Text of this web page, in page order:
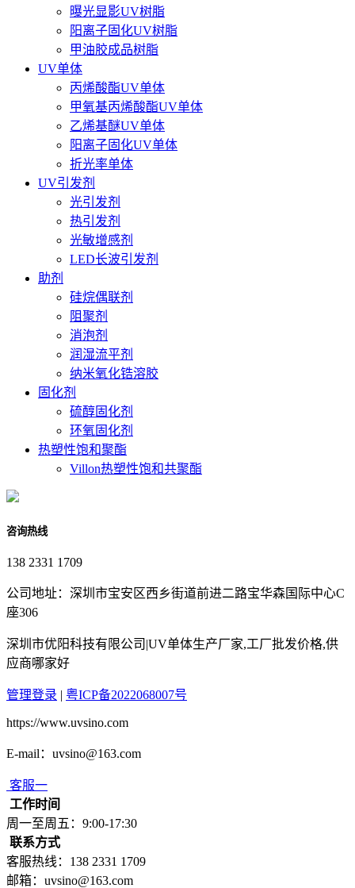
曝光显影UV树脂
阳离子固化UV树脂
甲油胶成品树脂
UV单体
丙烯酸酯UV单体
甲氧基丙烯酸酯UV单体
乙烯基醚UV单体
阳离子固化UV单体
折光率单体
UV引发剂
光引发剂
热引发剂
光敏增感剂
LED长波引发剂
助剂
硅烷偶联剂
阻聚剂
消泡剂
润湿流平剂
纳米氧化锆溶胶
固化剂
硫醇固化剂
环氧固化剂
热塑性饱和聚酯
Villon热塑性饱和共聚酯
咨询热线
138 2331 1709
公司地址：深圳市宝安区西乡街道前进二路宝华森国际中心C
座306
深圳市优阳科技有限公司|UV单体生产厂家,工厂批发价格,供
应商哪家好
管理登录 | 粤ICP备2022068007号
https://www.uvsino.com
E-mail：uvsino@163.com
客服一
工作时间
周一至周五：9:00-17:30
联系方式
客服热线：138 2331 1709
邮箱：uvsino@163.com